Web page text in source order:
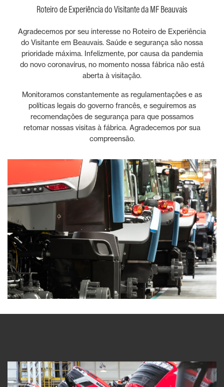
Roteiro de Experiência do Visitante da MF Beauvais
Agradecemos por seu interesse no Roteiro de Experiência
do Visitante em Beauvais. Saúde e segurança são nossa
prioridade máxima. Infelizmente, por causa da pandemia
do novo coronavírus, no momento nossa fábrica não está
aberta à visitação.
Monitoramos constantemente as regulamentações e as
políticas legais do governo francês, e seguiremos as
recomendações de segurança para que possamos
retomar nossas visitas à fábrica. Agradecemos por sua
compreensão.